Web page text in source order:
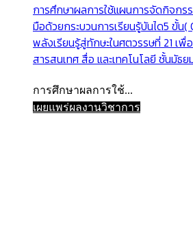
การศึกษาผลการใช้แผนการจัดกิจกร
มือด้วยกระบวนการเรียนรู้บันได5 ขั้น(
พลังเรียนรู้สู่ทักษะในศตวรรษที่ 21 เ
สารสนเทศ สื่อ และเทคโนโลยี ชั้นมัธ
การศึกษาผลการใช้...
เผยแพร่ผลงานวิชาการ